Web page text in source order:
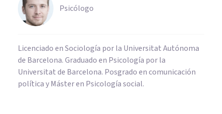
Psicólogo
Licenciado en Sociología por la Universitat Autónoma
de Barcelona. Graduado en Psicología por la
Universitat de Barcelona. Posgrado en comunicación
política y Máster en Psicología social.